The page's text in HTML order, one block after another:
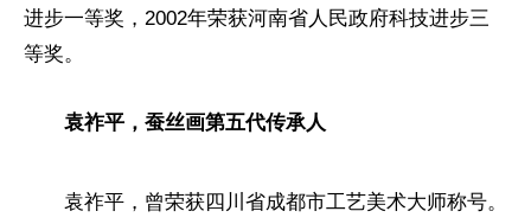
进步一等奖，2002年荣获河南省人民政府科技进步三
等奖。
袁祚平 ，蚕丝画第五代传承人
袁祚平 ，曾荣获四川省成都市工艺美术大师称号。